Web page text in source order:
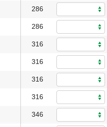
286
286
316
316
316
316
346